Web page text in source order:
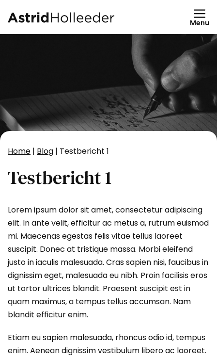
naar
de
Menu
Home | Blog | Testbericht 1
Testbericht 1
Lorem ipsum dolor sit amet, consectetur adipiscing
elit. In ante velit, efficitur ac metus a, rutrum euismod
mi. Maecenas egestas felis vitae tellus laoreet
suscipit. Donec at tristique massa. Morbi eleifend
justo in iaculis malesuada. Cras sapien nisi, faucibus in
dignissim eget, malesuada eu nibh. Proin facilisis eros
ut tortor ultrices blandit. Praesent suscipit est in
quam maximus, a tempus tellus accumsan. Nam
blandit efficitur enim.
Etiam eu sapien malesuada, rhoncus odio id, tempus
enim. Aenean dignissim vestibulum libero ac laoreet.